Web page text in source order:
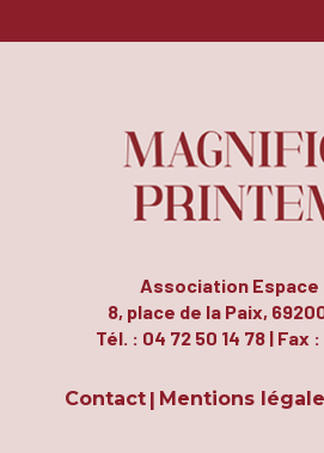
Association Espace
8, place de la Paix,
Tél. : 04 72 50 14 78 | Fax :
Contact | Mentions